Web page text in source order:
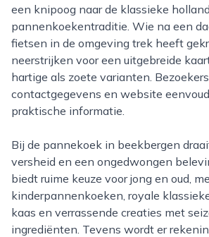
een knipoog naar de klassieke
pannenkoekentraditie. Wie na een
fietsen in de omgeving trek heeft
neerstrijken voor een uitgebreide
hartige als zoete varianten.
contactgegevens en website
praktische informatie.
Bij de pannekoek in beekbergen draait alles om smaak,
versheid en een ongedwongen
biedt ruime keuze voor jong en oud,
kinderpannenkoeken, royale
kaas en verrassende creaties met
ingrediënten. Tevens wordt er